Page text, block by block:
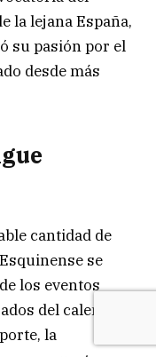
la lejana España,
su pasión por el
desde más
cantidad de
se
los eventos
del calendario
la